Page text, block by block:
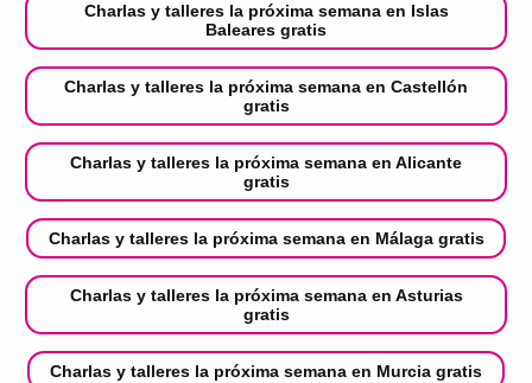
Charlas y talleres la próxima semana en Islas
Baleares gratis
Charlas y talleres la próxima semana en Castellón
gratis
Charlas y talleres la próxima semana en Alicante
gratis
Charlas y talleres la próxima semana en Málaga gratis
Charlas y talleres la próxima semana en Asturias
gratis
Charlas y talleres la próxima semana en Murcia gratis